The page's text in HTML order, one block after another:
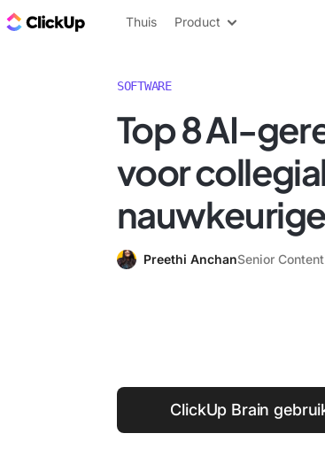
ClickUp Blog
Thuis Product
SOFTWARE
Top 8 AI-
voor
Preethi AnchanSenior
ClickUp Brain